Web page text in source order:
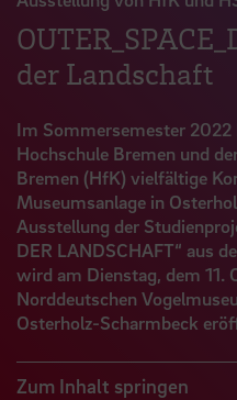
der Landschaft
Im Sommersemester 2022
Hochschule Bremen und
Bremen (HfK) vielfältige
Museumsanlage in
Ausstellung der
DER LANDSCHAFT“ aus
wird am Dienstag, dem 11.
Norddeutschen
Osterholz-Scharmbeck
Zum Inhalt springen